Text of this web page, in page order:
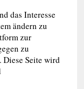
das Interesse
ändern zu
zur
zu
Seite wird